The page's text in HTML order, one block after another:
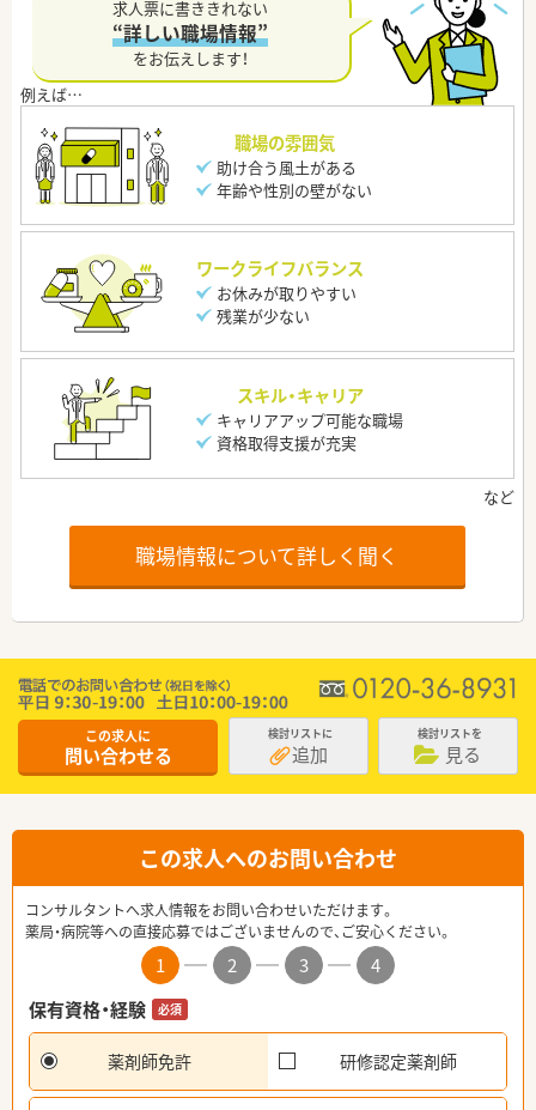
求人票に書ききれない
“詳しい職場情報”
をお伝えします！
職場の雰囲気
助け合う風土がある
年齢や性別の壁がない
ワークライフバランス
お休みが取りやすい
残業が少ない
スキル・キャリア
キャリアアップ可能な職場
資格取得支援が充実
職場情報について詳しく聞く
この求人に
問い合わせる
検討リストに
追加
検討リストを
見る
この求人へのお問い合わせ
コンサルタントへ求人情報をお問い合わせいただけます。
薬局・病院等への直接応募ではございませんので、ご安心ください。
1 2 3
4
保有資格・経験
必須
薬剤師免許 研修認定薬剤師